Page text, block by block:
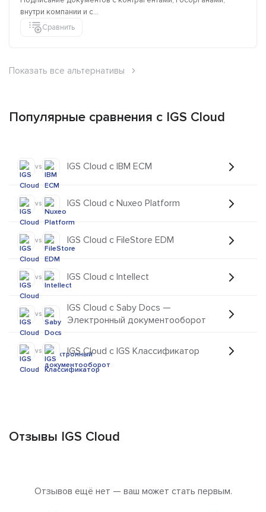
внутри компании и c...
Сравнить
Показать все альтернативы
Популярные сравнения с IGS Cloud
vs IGS Cloud с IBM ECM
vs IGS Cloud с Nuxeo Platform
vs IGS Cloud с FileStore EDM
vs IGS Cloud с Intellect
vs
IGS Cloud с Saby Docs —
Электронный документооборот
vs IGS Cloud с IGS Классификатор
Отзывы IGS Cloud
Отзывов ещё нет — ваш может стать первым.